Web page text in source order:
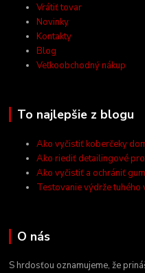
Vrátiť tovar
Novinky
Kontakty
Blog
Veľkoobchodný nákup
To najlepšie z blogu
Ako vyčistiť koberčeky
Ako riediť detailingové
Ako vyčistiť a ochrániť
Testovanie výdrže tuhého
O nás
S hrdosťou oznamujeme, že